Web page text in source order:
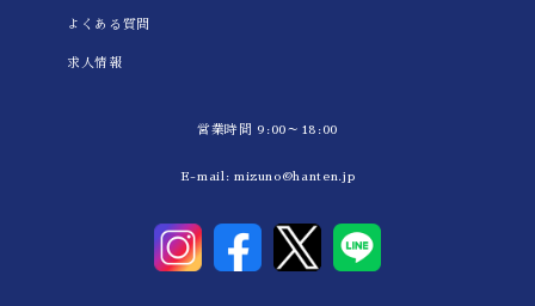
よくある質問
求人情報
営業時間 9:00～18:00
E-mail: mizuno@hanten.jp